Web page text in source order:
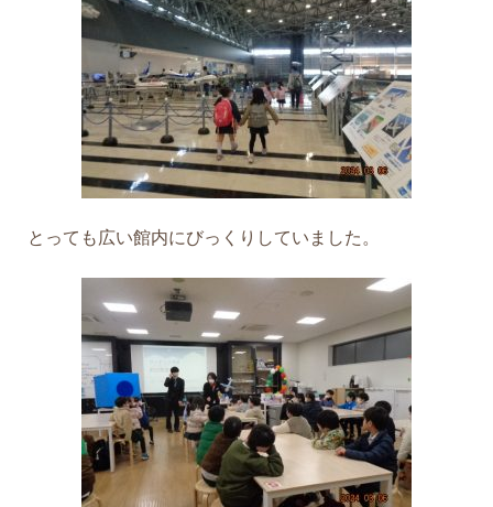
とっても広い館内にびっくりしていました。